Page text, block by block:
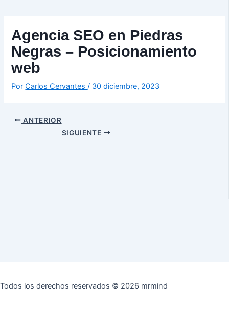
Agencia SEO en Piedras
Negras – Posicionamiento
web
PorCarlos Cervantes/ 30 diciembre, 2023
ANTERIOR
SIGUIENTE
Todos los derechos reservados © 2026 mrmind